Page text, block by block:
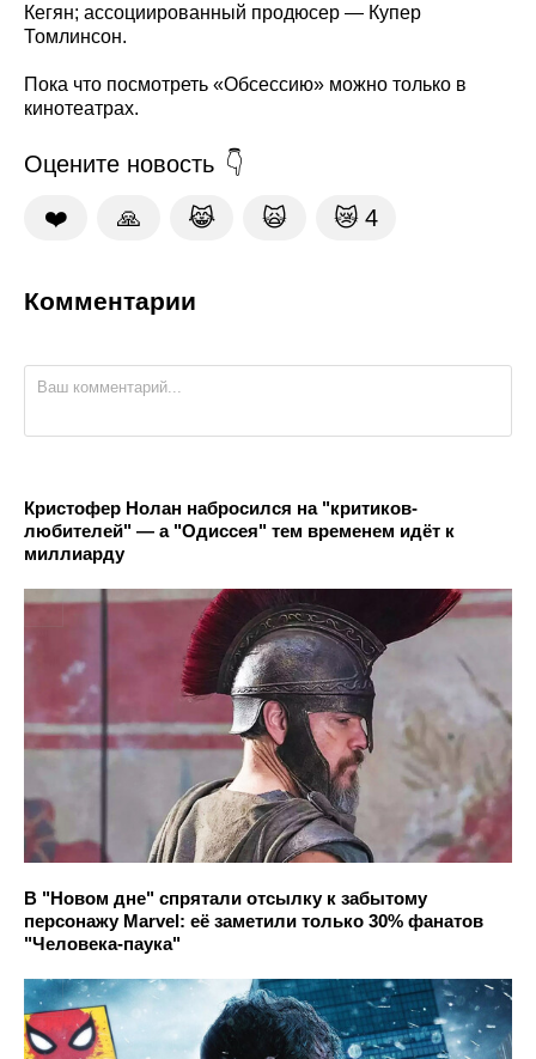
Кегян; ассоциированный продюсер — Купер
Томлинсон.
Пока что посмотреть «Обсессию» можно только в
кинотеатрах.
Оцените новость
❤️ 🙏 😹 🙀 😿 4
Комментарии
Кристофер Нолан набросился на "критиков-
любителей" — а "Одиссея" тем временем идёт к
миллиарду
В "Новом дне" спрятали отсылку к забытому
персонажу Marvel: её заметили только 30% фанатов
"Человека-паука"